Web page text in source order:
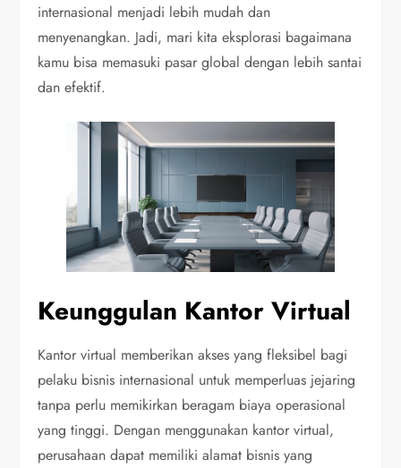
internasional menjadi lebih mudah dan
menyenangkan. Jadi, mari kita eksplorasi bagaimana
kamu bisa memasuki pasar global dengan lebih santai
dan efektif.
Keunggulan Kantor Virtual
Kantor virtual memberikan akses yang fleksibel bagi
pelaku bisnis internasional untuk memperluas jejaring
tanpa perlu memikirkan beragam biaya operasional
yang tinggi. Dengan menggunakan kantor virtual,
perusahaan dapat memiliki alamat bisnis yang